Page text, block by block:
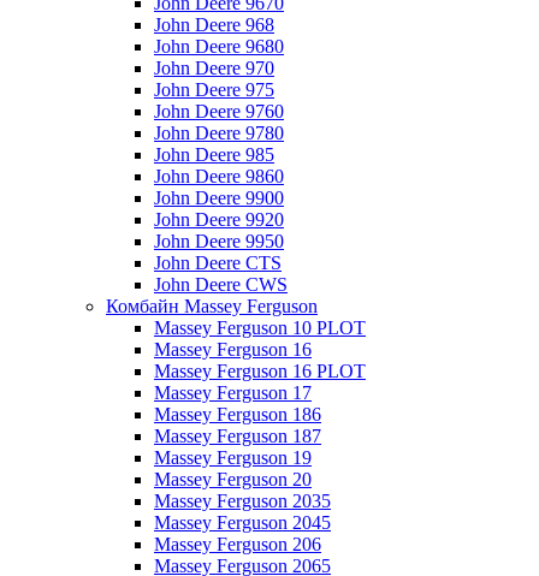
John Deere 968
John Deere 9680
John Deere 970
John Deere 975
John Deere 9760
John Deere 9780
John Deere 985
John Deere 9860
John Deere 9900
John Deere 9920
John Deere 9950
John Deere CTS
John Deere CWS
Комбайн Massey Ferguson
Massey Ferguson 10 PLOT
Massey Ferguson 16
Massey Ferguson 16 PLOT
Massey Ferguson 17
Massey Ferguson 186
Massey Ferguson 187
Massey Ferguson 19
Massey Ferguson 20
Massey Ferguson 2035
Massey Ferguson 2045
Massey Ferguson 206
Massey Ferguson 2065